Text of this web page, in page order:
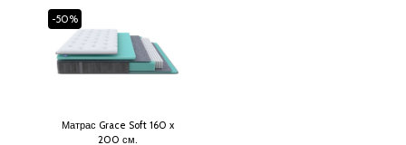
-50%
Матрас Grace Soft 160 x
200 см.